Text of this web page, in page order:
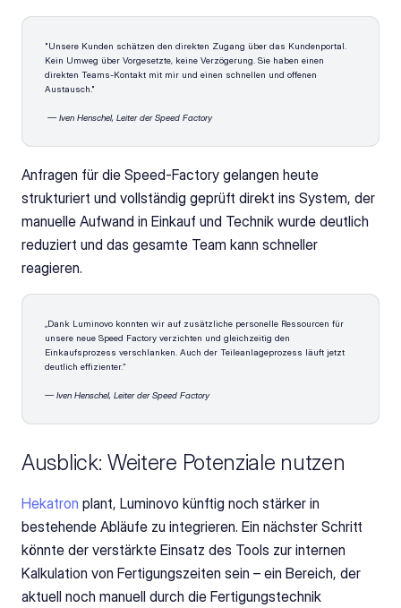
"Unsere Kunden schätzen den direkten Zugang über das Kundenportal.
Kein Umweg über Vorgesetzte, keine Verzögerung. Sie haben einen
direkten Teams-Kontakt mit mir und einen schnellen und offenen
Austausch."
— Iven Henschel, Leiter der Speed Factory
Anfragen für die Speed-Factory gelangen heute
strukturiert und vollständig geprüft direkt ins System, der
manuelle Aufwand in Einkauf und Technik wurde deutlich
reduziert und das gesamte Team kann schneller
reagieren.
„Dank Luminovo konnten wir auf zusätzliche personelle Ressourcen für
unsere neue Speed Factory verzichten und gleichzeitig den
Einkaufsprozess verschlanken. Auch der Teileanlageprozess läuft jetzt
deutlich effizienter.“
— Iven Henschel, Leiter der Speed Factory
Ausblick: Weitere Potenziale nutzen
Hekatron plant, Luminovo künftig noch stärker in
bestehende Abläufe zu integrieren. Ein nächster Schritt
könnte der verstärkte Einsatz des Tools zur internen
Kalkulation von Fertigungszeiten sein – ein Bereich, der
aktuell noch manuell durch die Fertigungstechnik